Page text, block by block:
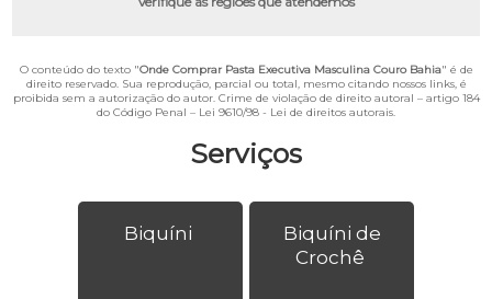
Serviços
Biquíni
Biquíni de
Crochê
O conteúdo do texto "Onde Comprar Pasta Executiva Masculina Couro Bahia" é de
direito reservado. Sua reprodução, parcial ou total, mesmo citando nossos links, é
proibida sem a autorização do autor. Crime de violação de direito autoral – artigo 184
do Código Penal – Lei 9610/98 - Lei de direitos autorais.